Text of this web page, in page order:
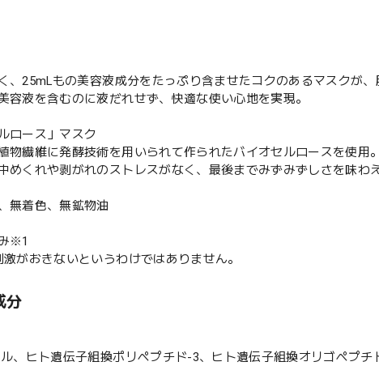
、25mLもの美容液成分をたっぷり含ませたコクのあるマスクが、
液を含むのに液だれせず、快適な使い心地を実現。
ロース」マスク
物繊維に発酵技術を⽤いられて作られたバイオセルロースを使⽤
めくれや剥がれのストレスがなく、最後までみずみずしさを味わえ
無着色、無鉱物油
※1
がおきないというわけではありません。
分
、ヒト遺伝子組換ポリペプチド-3、ヒト遺伝子組換オリゴペプチ